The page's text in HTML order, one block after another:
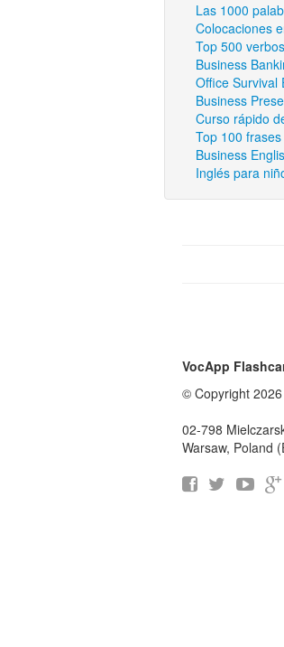
Las 1000
Colocaciones
Top 500
Business
Office Survival
Business
Curso rápido
Top 100
Business
Inglés para
VocApp
© Copyright
02-798
Warsaw, Poland